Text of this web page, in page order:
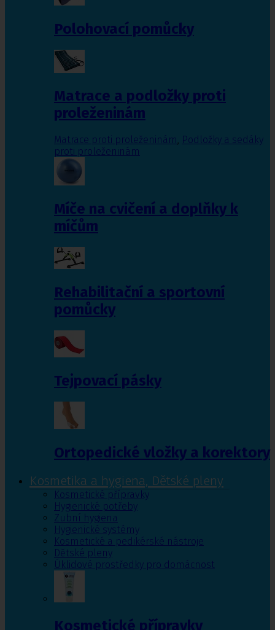
Polohovací pomůcky
Matrace a podložky proti
proleženinám
Matrace proti proleženinám, Podložky a sedáky
proti proleženinám
Míče na cvičení a doplňky k
míčům
Rehabilitační a sportovní
pomůcky
Tejpovací pásky
Ortopedické vložky a korektory
Kosmetika a hygiena, Dětské pleny
Kosmetické přípravky
Hygienické potřeby
Zubní hygiena
Hygienické systémy
Kosmetické a pedikérské nástroje
Dětské pleny
Úklidové prostředky pro domácnost
Kosmetické přípravky